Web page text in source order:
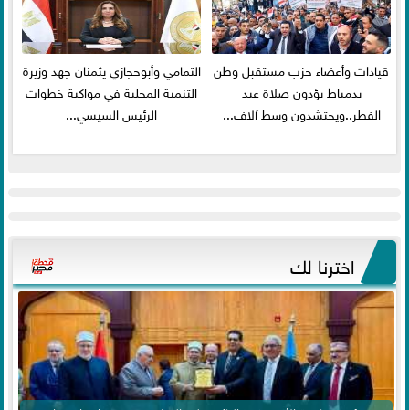
قيادات وأعضاء حزب مستقبل وطن
بدمياط يؤدون صلاة عيد
الفطر..ويحتشدون وسط آلاف...
التمامي وأبوحجازي يثمنان جهد وزيرة
التنمية المحلية في مواكبة خطوات
الرئيس السيسي...
اخترنا لك